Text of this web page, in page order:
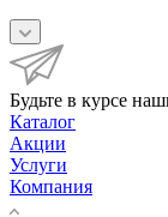
Будьте в курсе
Каталог
Акции
Услуги
Компания